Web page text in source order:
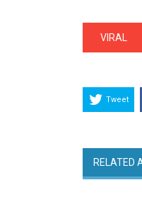
VIRAL
Tweet
RELATED